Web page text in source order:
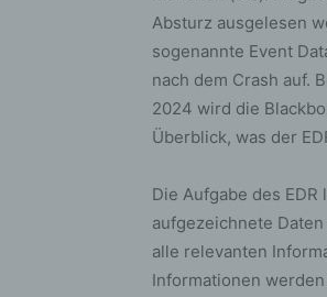
Absturz ausgelesen
sogenannte Event
nach dem Crash auf.
2024 wird die
Überblick, was der
Die Aufgabe des
aufgezeichnete
alle relevanten
Informationen